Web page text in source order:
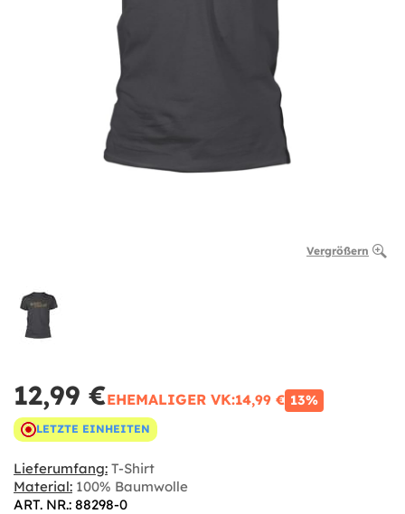
Vergrößern
12,99 €EHEMALIGER VK:14,99 € 13%
LETZTE EINHEITEN
Lieferumfang: T-Shirt
Material: 100% Baumwolle
ART. NR.: 88298-0